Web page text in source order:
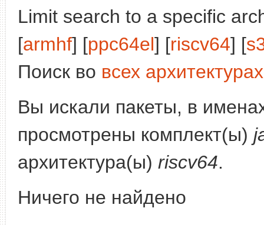
Limit search to a specific
[armhf] [ppc64el] [riscv64] [
Поиск во всех архитектурах
Вы искали пакеты, в
просмотрены комплект(ы)
архитектура(ы) riscv64.
Ничего не найдено